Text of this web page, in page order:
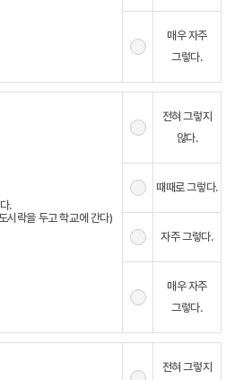
매우 자주
그렇다.
.
시락을 두고 학교에 간다)
전혀 그렇지
않다.
때때로 그렇다.
자주 그렇다.
매우 자주
그렇다.
전혀 그렇지